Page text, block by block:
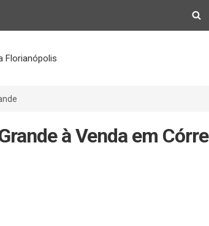
Florianópolis
à Venda em